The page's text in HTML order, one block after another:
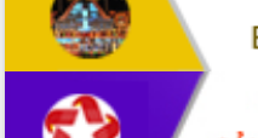
Họp báo thông tin về Hội nghị Công bố
Quy hoạch và Xúc tiến đầu tư tỉnh Đắk
Lắk
Khơi thông điểm nghẽn, đẩy nhanh
giải ngân vốn khắc phục thiên tai